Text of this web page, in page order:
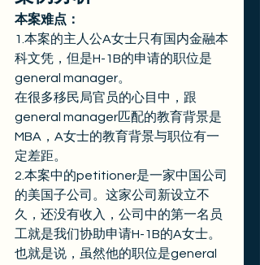
本案难点：
1.本案的主人公A女士只有国内金融本
科文凭，但是H-1B的申请的职位是
general manager。
在很多移民局官员的心目中，跟
general manager匹配的教育背景是
MBA，A女士的教育背景与职位有一
定差距。
2.本案中的petitioner是一家中国公司
的美国子公司。这家公司新设立不
久，还没有收入，公司中的第一名员
工就是我们协助申请H-1B的A女士。
也就是说，虽然他的职位是general